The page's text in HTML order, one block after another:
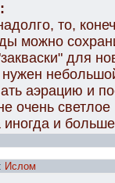
то,
можно
для
нужен
аэрацию и
очень
и
Ислом